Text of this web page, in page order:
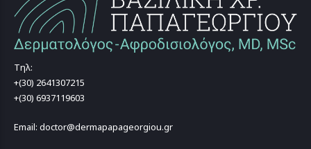
Τηλ:
+(30) 2641307215
+(30) 6937119603
Email: doctor@dermapapageorgiou.gr